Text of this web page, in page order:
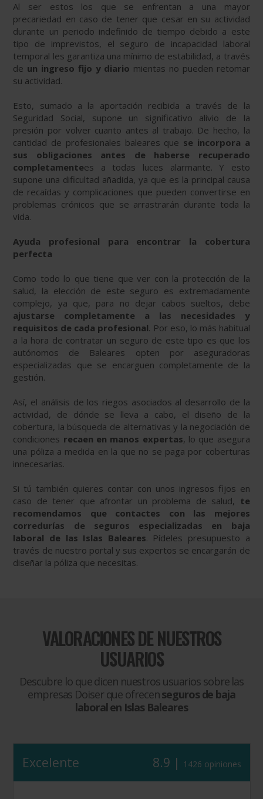
Al ser estos los que se enfrentan a una mayor
precariedad en caso de tener que cesar en su actividad
durante un periodo indefinido de tiempo debido a este
tipo de imprevistos, el seguro de incapacidad laboral
temporal les garantiza una mínimo de estabilidad, a través
de un ingreso fijo y diario mientas no pueden retomar
su actividad.
Esto, sumado a la aportación recibida a través de la
Seguridad Social, supone un significativo alivio de la
presión por volver cuanto antes al trabajo. De hecho, la
cantidad de profesionales baleares que se incorpora a
sus obligaciones antes de haberse recuperado
completamentees a todas luces alarmante. Y esto
supone una dificultad añadida, ya que es la principal causa
de recaídas y complicaciones que pueden convertirse en
problemas crónicos que se arrastrarán durante toda la
vida.
Ayuda profesional para encontrar la cobertura
perfecta
Como todo lo que tiene que ver con la protección de la
salud, la elección de este seguro es extremadamente
complejo, ya que, para no dejar cabos sueltos, debe
ajustarse completamente a las necesidades y
requisitos de cada profesional. Por eso, lo más habitual
a la hora de contratar un seguro de este tipo es que los
autónomos de Baleares opten por aseguradoras
especializadas que se encarguen completamente de la
gestión.
Así, el análisis de los riegos asociados al desarrollo de la
actividad, de dónde se lleva a cabo, el diseño de la
cobertura, la búsqueda de alternativas y la negociación de
condiciones recaen en manos expertas, lo que asegura
una póliza a medida en la que no se paga por coberturas
innecesarias.
Si tú también quieres contar con unos ingresos fijos en
caso de tener que afrontar un problema de salud, te
recomendamos que contactes con las mejores
corredurías de seguros especializadas en baja
laboral de las Islas Baleares. Pídeles presupuesto a
través de nuestro portal y sus expertos se encargarán de
diseñar la póliza que necesitas.
VALORACIONES DE NUESTROS
USUARIOS
Descubre lo que dicen nuestros usuarios sobre las
empresas Doiser que ofrecenseguros de baja
laboral en Islas Baleares
Excelente 8.9 | 1426 opiniones